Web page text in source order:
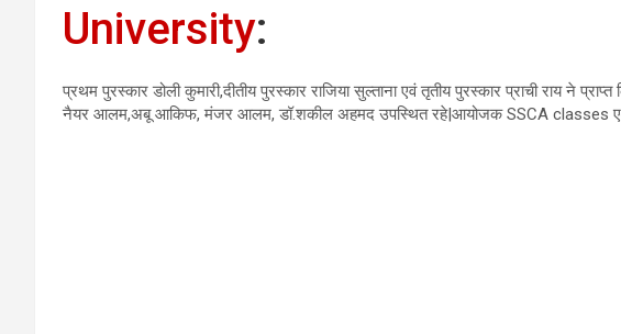
University:
प्रथम पुरस्कार डोली कुमारी,दीतीय पुरस्कार राजिया सुल्ताना एवं तृतीय पुरस्कार प्राची राय ने
नैयर आलम,अबू आकिफ, मंजर आलम, डॉ.शकील अहमद उपस्थित रहे|आयोजक SSCA classes